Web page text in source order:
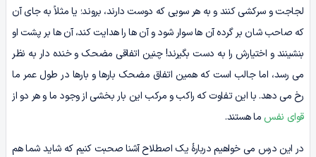
لجاجت و سرکشی کنند و به هر سویی که دوست دارند، بروند؛ یا مثلاً به جای آن
که صاحب شان بر گرده آن ها سوار شود و آن ها را هدایت کند، آن ها بر پشت او
بنشینند و اختیارش را به دست بگیرند! چنین اتفاقی مضحک و خنده دار به نظر
می رسد، اما جالب است که همین اتفاق مضحک بارها و بارها در طول عمر ما
رخ می دهد. با این تفاوت که راکب و مرکب این بار بخشی از وجود ما و هر دو از
قوای نفس ما هستند.
در این درس می خواهیم دربارۀ یک اصطلاح آشنا صحبت کنیم که شاید شما هم